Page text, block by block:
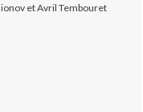
et Avril Tembouret